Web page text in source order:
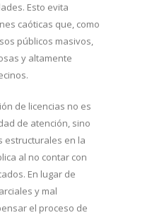
Esto evita
caóticas que, como
públicos masivos,
y altamente
de licencias no es
de atención, sino
estructurales en la
al no contar con
En lugar de
y mal
el proceso de